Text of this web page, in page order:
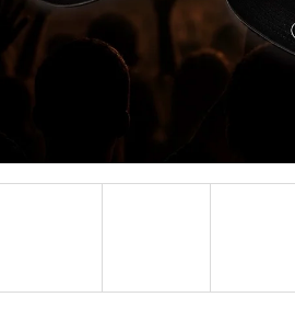
TRIKO - HOCKEY MOM
Kč